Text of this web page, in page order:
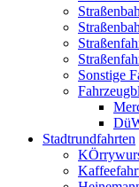
Sonstige
Stadtrundfahrten